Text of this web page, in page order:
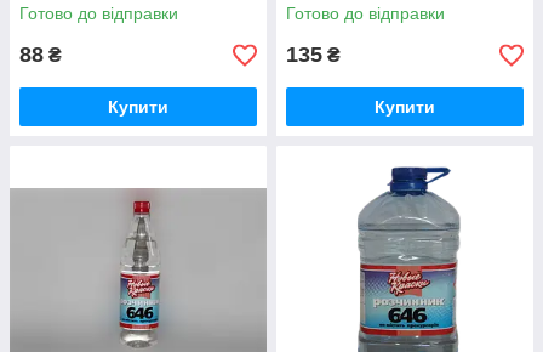
Готово до відправки
88 ₴
Купити
Готово до відправки
135 ₴
Купити